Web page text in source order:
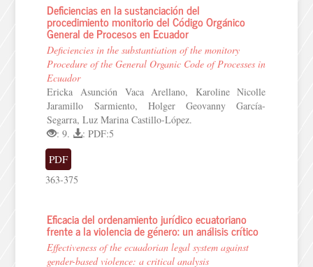
Deficiencias en la sustanciación del
procedimiento monitorio del Código Orgánico
General de Procesos en Ecuador
Deficiencies in the substantiation of the monitory
Procedure of the General Organic Code of Processes in
Ecuador
Ericka Asunción Vaca Arellano, Karoline Nicolle
Jaramillo Sarmiento, Holger Geovanny García-
Segarra, Luz Marina Castillo-López.
: 9.
: PDF:5
PDF
363-375
Eficacia del ordenamiento jurídico ecuatoriano
frente a la violencia de género: un análisis crítico
Effectiveness of the ecuadorian legal system against
gender-based violence: a critical analysis